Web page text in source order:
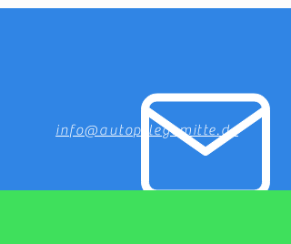
info@autopflegemitte.de